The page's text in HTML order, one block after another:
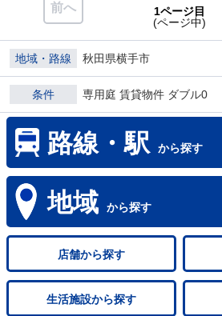
前へ
1ページ目
(ページ中)
地域・路線 秋田県横手市
条件 専用庭 賃貸物件 ダブル0
路線・駅 から探す
地域 から探す
店舗から探す
生活施設から探す